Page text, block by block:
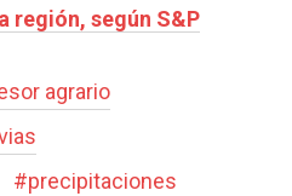
región, según S&P
agrario
#precipitaciones